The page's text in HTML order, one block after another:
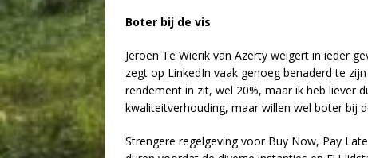
Boter bij de vis
Jeroen Te Wierik van Azerty weigert in ieder
zegt op LinkedIn vaak genoeg benaderd te
rendement in zit, wel 20%, maar ik heb liever
kwaliteitverhouding, maar willen wel boter bij
Strengere regelgeving voor Buy Now, Pay